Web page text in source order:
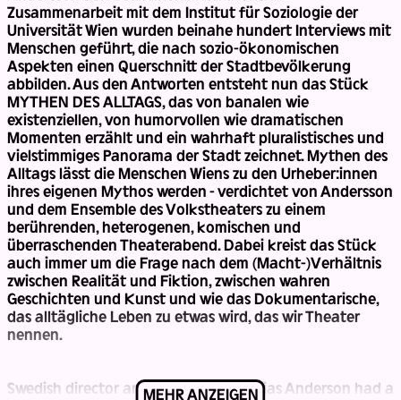
Zusammenarbeit mit dem Institut für Soziologie der
Universität Wien wurden beinahe hundert Interviews mit
Menschen geführt, die nach sozio-ökonomischen
Aspekten einen Querschnitt der Stadtbevölkerung
abbilden. Aus den Antworten entsteht nun das Stück
MYTHEN DES ALLTAGS, das von banalen wie
existenziellen, von humorvollen wie dramatischen
Momenten erzählt und ein wahrhaft pluralistisches und
vielstimmiges Panorama der Stadt zeichnet. Mythen des
Alltags lässt die Menschen Wiens zu den Urheber:innen
ihres eigenen Mythos werden - verdichtet von Andersson
und dem Ensemble des Volkstheaters zu einem
berührenden, heterogenen, komischen und
überraschenden Theaterabend. Dabei kreist das Stück
auch immer um die Frage nach dem (Macht-)Verhältnis
zwischen Realität und Fiktion, zwischen wahren
Geschichten und Kunst und wie das Dokumentarische,
das alltägliche Leben zu etwas wird, das wir Theater
nennen.
MEHR ANZEIGEN
Swedish director and playwright Mattias Anderson had a